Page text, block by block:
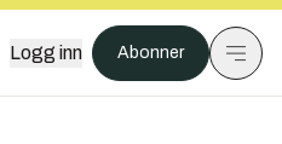
Logg inn Abonner